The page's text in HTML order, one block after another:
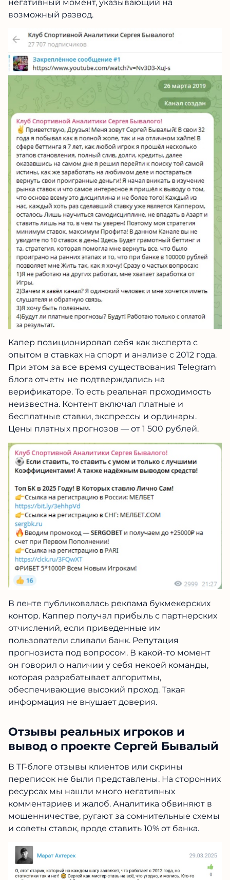
негативный момент, указывающий на
возможный развод.
Капер позиционировал себя как эксперта с
опытом в ставках на спорт и анализе с 2012 года.
При этом за все время существования Telegram
блога отчеты не подтверждались на
верификаторе. То есть реальная проходимость
неизвестна. Контент включал платные и
бесплатные ставки, экспрессы и ординары.
Цены платных прогнозов — от 1 500 рублей.
В ленте публиковалась реклама букмекерских
контор. Каппер получал прибыль с партнерских
отчислений, если приведенные им
пользователи сливали банк. Репутация
прогнозиста под вопросом. В какой-то момент
он говорил о наличии у себя некоей команды,
которая разрабатывает алгоритмы,
обеспечивающие высокий проход. Такая
информация не внушает доверия.
Отзывы реальных игроков и
вывод о проекте Сергей Бывалый
В ТГ-блоге отзывы клиентов или скрины
переписок не были представлены. На сторонних
ресурсах мы нашли много негативных
комментариев и жалоб. Аналитика обвиняют в
мошенничестве, ругают за сомнительные схемы
и советы ставок, вроде ставить 10% от банка.